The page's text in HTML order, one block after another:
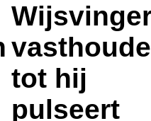
tot hij
pulseert